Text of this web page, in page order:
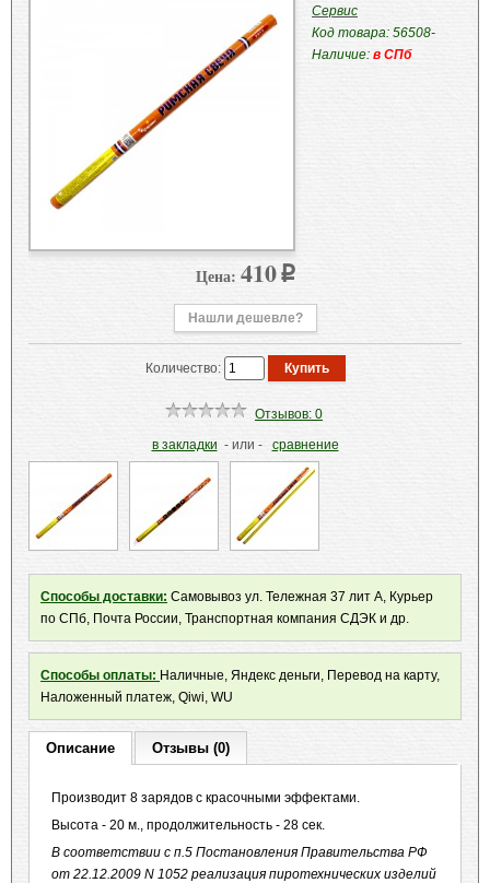
Сервис
Код товара: 56508-
Наличие: в СПб
Цена: 410p
Нашли дешевле?
Количество:
Отзывов: 0
в закладки - или - сравнение
Способы доставки: Самовывоз ул. Тележная 37 лит А, Курьер
по СПб, Почта России, Транспортная компания СДЭК и др.
Способы оплаты: Наличные, Яндекс деньги, Перевод на карту,
Наложенный платеж, Qiwi, WU
Описание Отзывы (0)
Производит 8 зарядов с красочными эффектами.
Высота - 20 м., продолжительность - 28 сек.
В соответствии с п.5 Постановления Правительства РФ
от 22.12.2009 N 1052 реализация пиротехнических изделий